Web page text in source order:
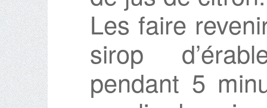
Les faire
sirop
pendant 5